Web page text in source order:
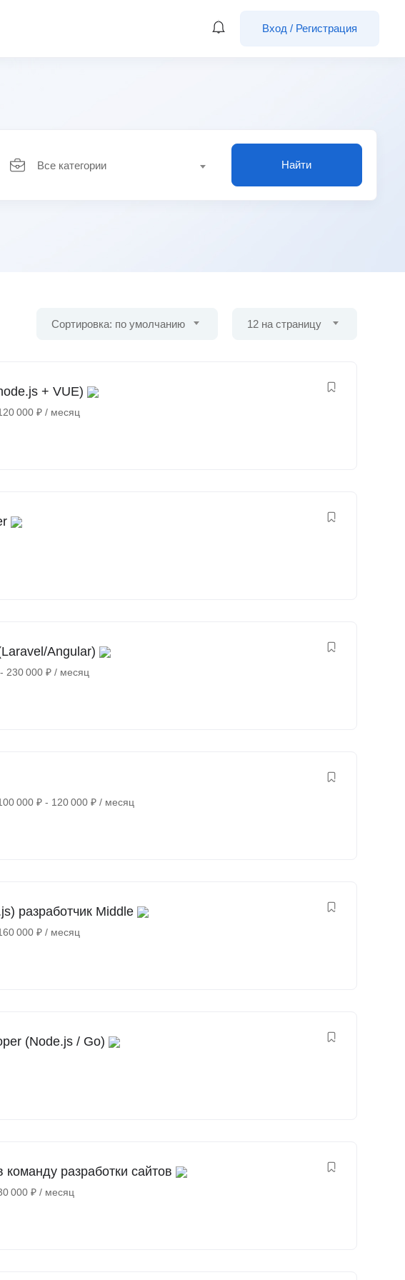
Вход / Регистрация
Все категории Найти
Сортировка: по умолчанию 12 на страницу
+ VUE)
000 ₽ / месяц
Angular)
- 230 000 ₽ / месяц
000 ₽ - 120 000 ₽ / месяц
разработчик Middle
000 ₽ / месяц
(Node.js / Go)
команду разработки сайтов
000 ₽ / месяц